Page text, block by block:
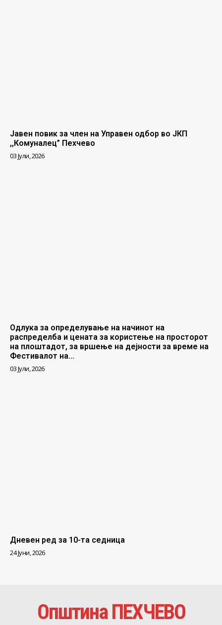
Јавен повик за член на Управен одбор во ЈКП
,,Комуналец” Пехчево
03 Јули, 2026
Одлука за определување на начинот на
распределба и цената за користење на просторот
на плоштадот, за вршење на дејности за време на
Фестивалот на...
03 Јули, 2026
Дневен ред за 10-та седница
24 Јуни, 2026
Општина ПЕХЧЕВО